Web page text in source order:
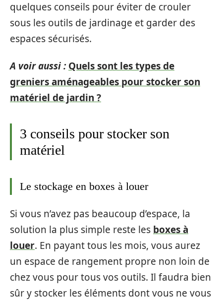
quelques conseils pour éviter de crouler
sous les outils de jardinage et garder des
espaces sécurisés.
A voir aussi : Quels sont les types de
greniers aménageables pour stocker son
matériel de jardin ?
3 conseils pour stocker son
matériel
Le stockage en boxes à louer
Si vous n’avez pas beaucoup d’espace, la
solution la plus simple reste les boxes à
louer. En payant tous les mois, vous aurez
un espace de rangement propre non loin de
chez vous pour tous vos outils. Il faudra bien
sûr y stocker les éléments dont vous ne vous